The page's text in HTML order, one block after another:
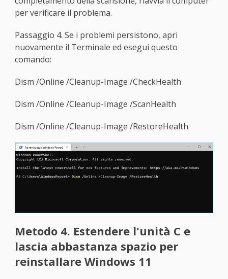
per verificare il problema.
Passaggio 4. Se i problemi persistono, apri
nuovamente il Terminale ed esegui questo
comando:
Dism /Online /Cleanup-Image /CheckHealth
Dism /Online /Cleanup-Image /ScanHealth
Dism /Online /Cleanup-Image /RestoreHealth
Metodo 4. Estendere l'unità C e
lascia abbastanza spazio per
reinstallare Windows 11